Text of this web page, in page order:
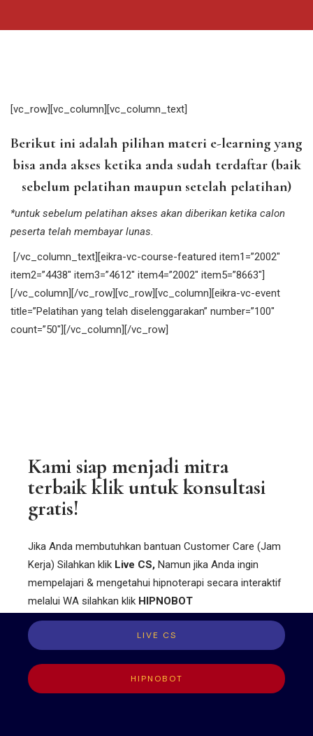
[vc_row][vc_column][vc_column_text]
Berikut ini adalah pilihan materi e-learning yang
bisa anda akses ketika anda sudah terdaftar (baik
sebelum pelatihan maupun setelah pelatihan)
*untuk sebelum pelatihan akses akan diberikan ketika calon
peserta telah membayar lunas.
[/vc_column_text][eikra-vc-course-featured item1=”2002″
item2=”4438″ item3=”4612″ item4=”2002″ item5=”8663″]
[/vc_column][/vc_row][vc_row][vc_column][eikra-vc-event
title=”Pelatihan yang telah diselenggarakan” number=”100″
count=”50″][/vc_column][/vc_row]
Kami siap menjadi mitra
terbaik klik untuk konsultasi
gratis!
Jika Anda membutuhkan bantuan Customer Care (Jam
Kerja) Silahkan klik Live CS, Namun jika Anda ingin
mempelajari & mengetahui hipnoterapi secara interaktif
melalui WA silahkan klik HIPNOBOT
LIVE CS
HIPNOBOT